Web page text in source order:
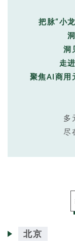
把脉“小
洞
走
聚焦AI商用
多
尽
北京